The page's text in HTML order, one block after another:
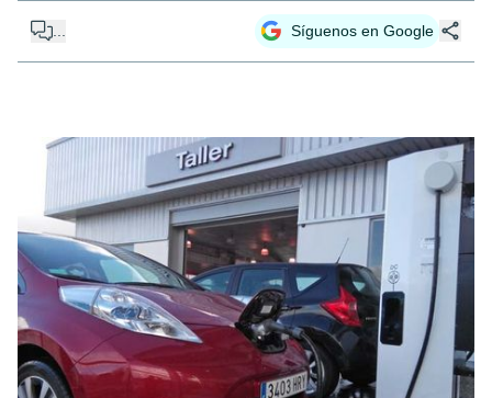
Síguenos en Google